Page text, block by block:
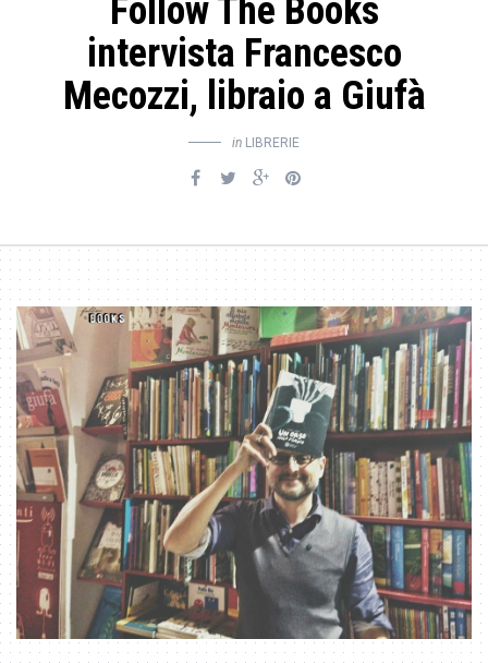
Follow The Books
intervista Francesco
Mecozzi, libraio a Giufà
in LIBRERIE